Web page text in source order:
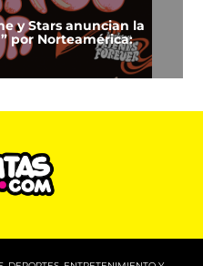
y Stars anuncian la
por Norteamérica: